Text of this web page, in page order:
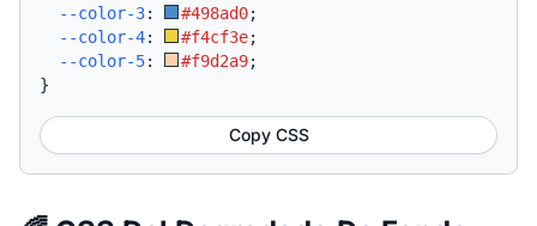
--color-3: #498ad0;
--color-4: #f4cf3e;
--color-5: #f9d2a9;
}
Copy CSS